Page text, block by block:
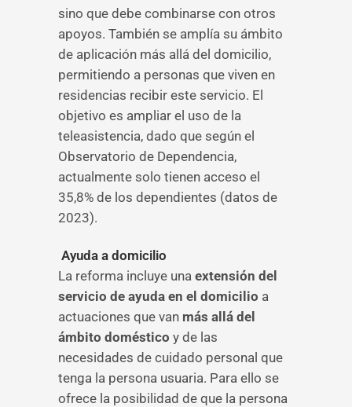
sino que debe combinarse con otros
apoyos. También se amplía su ámbito
de aplicación más allá del domicilio,
permitiendo a personas que viven en
residencias recibir este servicio. El
objetivo es ampliar el uso de la
teleasistencia, dado que según el
Observatorio de Dependencia,
actualmente solo tienen acceso el
35,8% de los dependientes (datos de
2023).
Ayuda a domicilio
La reforma incluye una extensión del
servicio de ayuda en el domicilio a
actuaciones que van más allá del
ámbito doméstico y de las
necesidades de cuidado personal que
tenga la persona usuaria. Para ello se
ofrece la posibilidad de que la persona